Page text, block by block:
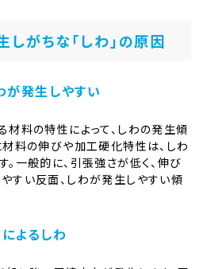
がちな「しわ」の原因
が発生しやすい
材料の特性によって、しわの発生傾
材料の伸びや加工硬化特性は、しわ
一般的に、引張強さが低く、伸び
すい反面、しわが発生しやすい傾
よるしわ